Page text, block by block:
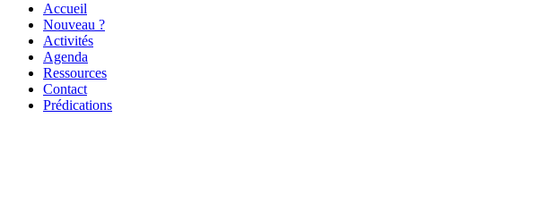
Accueil
Nouveau ?
Activités
Agenda
Ressources
Contact
Prédications